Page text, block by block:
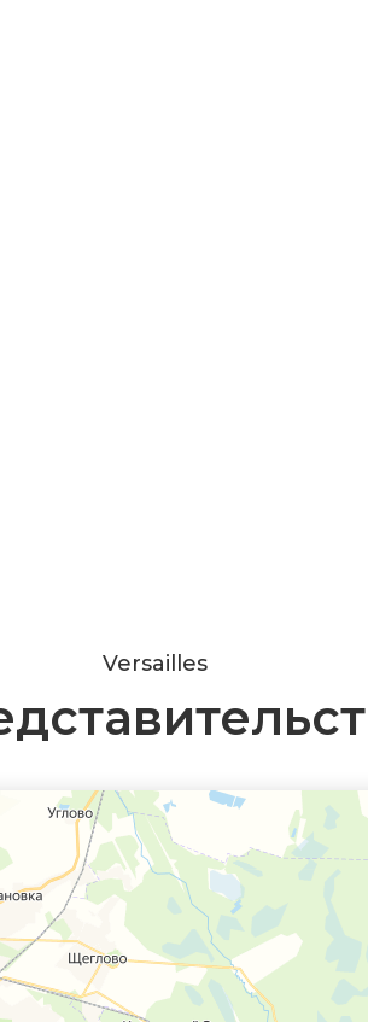
Versailles